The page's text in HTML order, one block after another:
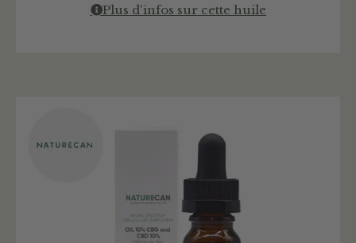
Plus d'infos sur cette huile